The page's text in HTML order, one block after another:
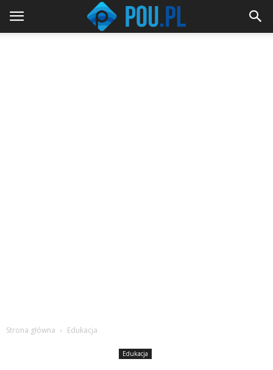
Strona główna Edukacja
Edukacja